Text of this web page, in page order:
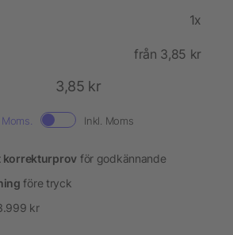
1x
från 3,85 kr
3,85 kr
Moms. Inkl. Moms
korrekturprov för godkännande
före tryck
kr